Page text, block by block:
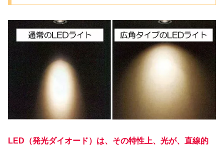
LED（発光ダイオード）は、その特性上、光が、直線的